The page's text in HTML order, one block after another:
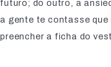
futuro; do outro, a
a gente te contasse
preencher a ficha do